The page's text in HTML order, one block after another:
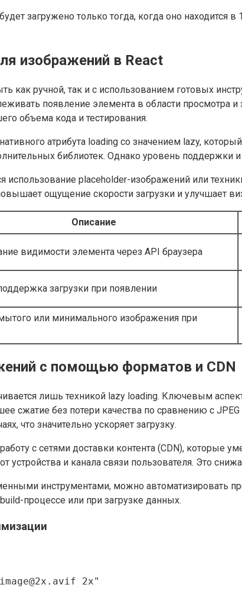
загружено только тогда, когда оно находится
изображений в React
как ручной, так и с использованием готовых
появление элемента в области просмотра
объема кода и тестирования.
атрибута loading со значением lazy,
библиотек. Однако уровень поддержки
placeholder-изображений или
ощущение скорости загрузки и улучшает
Описание
видимости элемента через API браузера
загрузки при появлении
или минимального изображения при
с помощью форматов и CDN
лишь техникой lazy loading. Ключевым
сжатие без потери качества по сравнению с
что значительно ускоряет загрузку.
работу с сетями доставки контента (CDN),
устройства и канала связи пользователя. Это
инструментами, можно автоматизировать
процессе или при загрузке данных.
2x"